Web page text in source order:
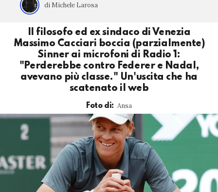
di Michele Larosa
Il filosofo ed ex sindaco di Venezia
Massimo Cacciari boccia (parzialmente)
Sinner ai microfoni di Radio 1:
"Perderebbe contro Federer e Nadal,
avevano più classe." Un'uscita che ha
scatenato il web
Foto di: Ansa